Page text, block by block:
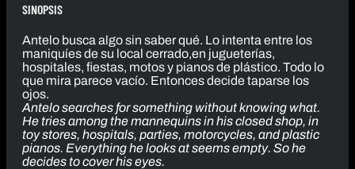
SINOPSIS
Antelo busca algo sin saber qué. Lo intenta entre los
maniquíes de su local cerrado,en jugueterías,
hospitales, fiestas, motos y pianos de plástico. Todo lo
que mira parece vacío. Entonces decide taparse los
ojos.
Antelo searches for something without knowing what.
He tries among the mannequins in his closed shop, in
toy stores, hospitals, parties, motorcycles, and plastic
pianos. Everything he looks at seems empty. So he
decides to cover his eyes.